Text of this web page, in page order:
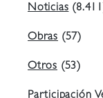
Noticias
Obras (57)
Otros (53)